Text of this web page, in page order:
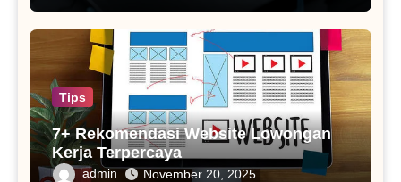
Tips
7+ Rekomendasi Website Lowongan
Kerja Terpercaya
admin November 20, 2025